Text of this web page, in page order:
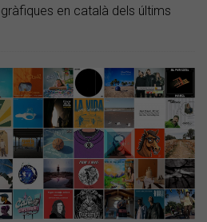
en català dels últims